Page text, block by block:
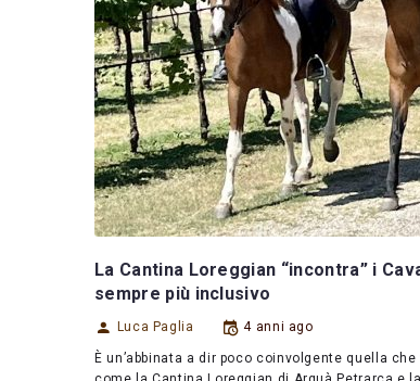
La Cantina Loreggian “incontra” i
sempre più inclusivo
Luca Paglia 4 anni ago
È un’abbinata a dir poco coinvolgente quella